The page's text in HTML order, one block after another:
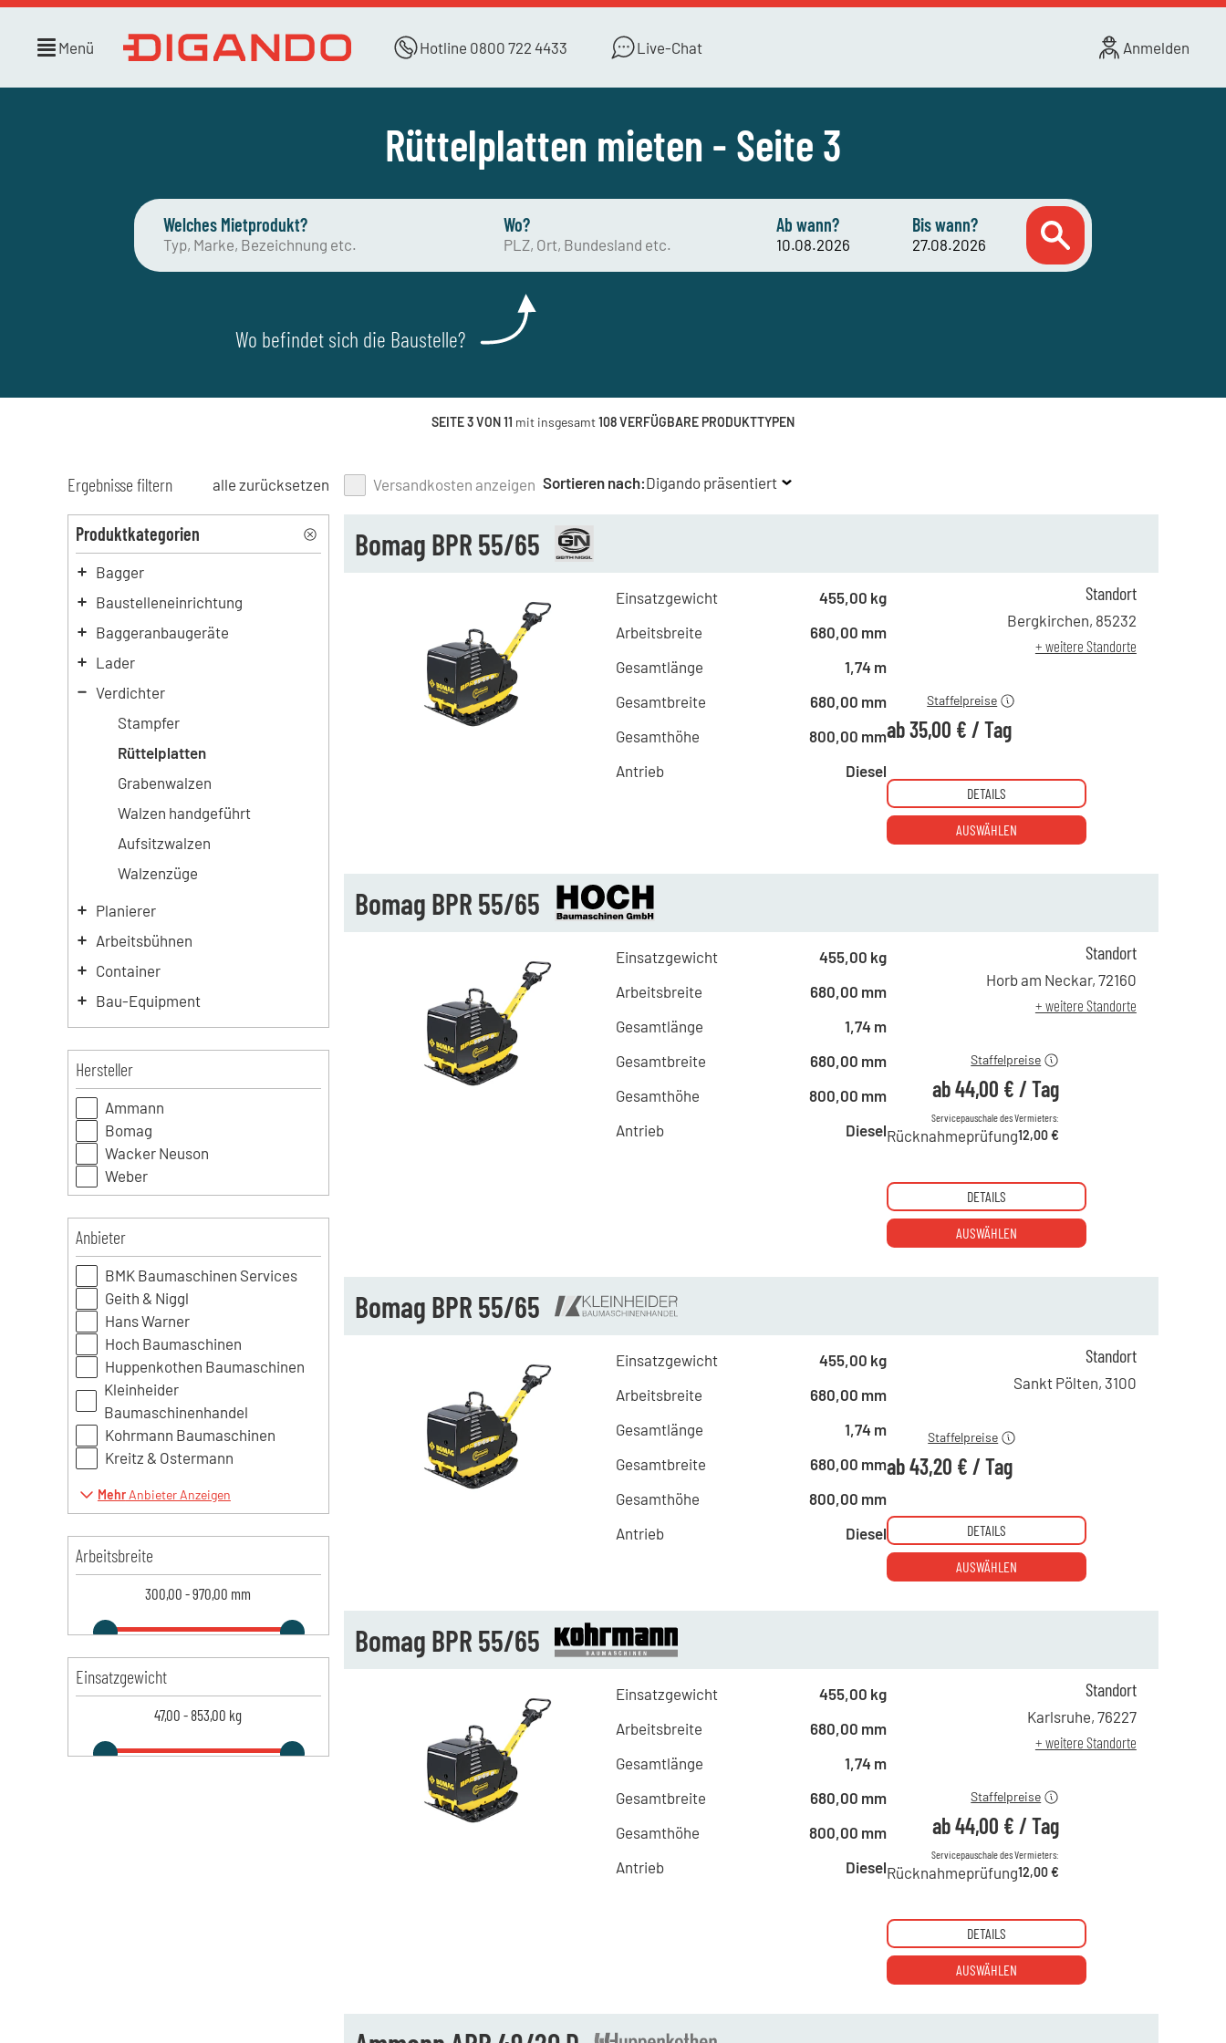
Menü Hotline 0800 722 4433 Live-Chat Anmelden
Rüttelplatten mieten - Seite 3
Welches Mietprodukt? Wo? Ab wann? Bis wann?
Wo befindet sich die Baustelle?
SEITE 3 VON 11 mit insgesamt108 VERFÜGBARE PRODUKTTYPEN
Ergebnisse filtern alle zurücksetzen Versandkosten anzeigen Sortieren nach:Digando präsentiert
Produktkategorien
Bagger
Baustelleneinrichtung
Baggeranbaugeräte
Lader
Verdichter
Stampfer
Rüttelplatten
Grabenwalzen
Walzen handgeführt
Aufsitzwalzen
Walzenzüge
Planierer
Arbeitsbühnen
Container
Bau-Equipment
Hersteller
Ammann
Bomag
Wacker Neuson
Weber
Anbieter
BMK Baumaschinen Services
Geith & Niggl
Hans Warner
Hoch Baumaschinen
Huppenkothen Baumaschinen
Kleinheider
Baumaschinenhandel
Kohrmann Baumaschinen
Kreitz & Ostermann
MehrAnbieter Anzeigen
Arbeitsbreite
300,00 -970,00 mm
Einsatzgewicht
47,00 - 853,00 kg
Bomag BPR 55/65
Einsatzgewicht
455,00 kg
Arbeitsbreite
680,00 mm
Gesamtlänge
1,74 m
Gesamtbreite
680,00 mm
Gesamthöhe
800,00 mm
Antrieb
Diesel
ab 4 Tagen
ab 10 Tagen
Staffelpreise
ab35,00 € /Tag
Standort
Bergkirchen, 85232
+ weitere Standorte
DETAILS
AUSWÄHLEN
Bomag BPR 55/65
Einsatzgewicht
455,00 kg
Arbeitsbreite
680,00 mm
Gesamtlänge
1,74 m
Gesamtbreite
680,00 mm
Gesamthöhe
800,00 mm
Antrieb
Diesel
63,00 €
ab 6 Tagen
ab 21 Tagen
Staffelpreise
ab44,00 € /Tag
Servicepauschale des Vermieters:
Rücknahmeprüfung12,00 €
Standort
Horb am Neckar, 72160
+ weitere Standorte
DETAILS
AUSWÄHLEN
Bomag BPR 55/65
Einsatzgewicht
455,00 kg
Arbeitsbreite
680,00 mm
Gesamtlänge
1,74 m
Gesamtbreite
680,00 mm
Gesamthöhe
800,00 mm
Antrieb
Diesel
ab 1 Tag
ab 19 Tagen
Staffelpreise
ab43,20 € /Tag
Standort
Sankt Pölten, 3100
DETAILS
AUSWÄHLEN
Bomag BPR 55/65
Einsatzgewicht
455,00 kg
Arbeitsbreite
680,00 mm
Gesamtlänge
1,74 m
Gesamtbreite
680,00 mm
Gesamthöhe
800,00 mm
Antrieb
Diesel
63,00 €
ab 6 Tagen
ab 21 Tagen
Staffelpreise
ab44,00 € /Tag
Servicepauschale des Vermieters:
Rücknahmeprüfung12,00 €
Standort
Karlsruhe, 76227
+ weitere Standorte
DETAILS
AUSWÄHLEN